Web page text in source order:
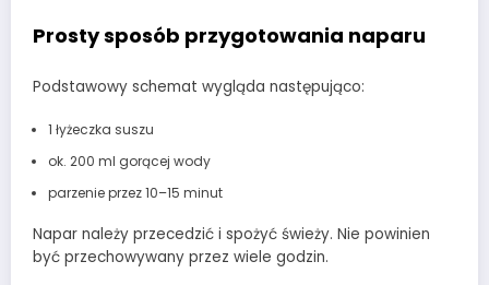
Prosty sposób przygotowania naparu
Podstawowy schemat wygląda następująco:
1 łyżeczka suszu
ok. 200 ml gorącej wody
parzenie przez 10–15 minut
Napar należy przecedzić i spożyć świeży. Nie powinien
być przechowywany przez wiele godzin.